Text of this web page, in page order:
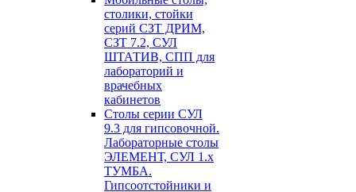
столики, стойки
серий СЗТ ДРИМ,
СЗТ 7.2, СУЛ
ШТАТИВ, СПП для
лабораторий и
врачебных
кабинетов
Столы серии СУЛ
9.3 для гипсовочной.
Лабораторные столы
ЭЛЕМЕНТ, СУЛ 1.х
ТУМБА.
Гипсоотстойники и